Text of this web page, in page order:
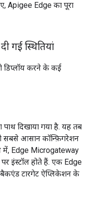
Apigee Edge का पूरा
गई स्थितियां
डिप्लॉय करने के कई
दिखाया गया है. यह तब
सबसे आसान कॉन्फ़िगरेशन
में, Edge Microgateway
इंस्टॉल होते हैं. एक Edge
टारगेट ऐप्लिकेशन के